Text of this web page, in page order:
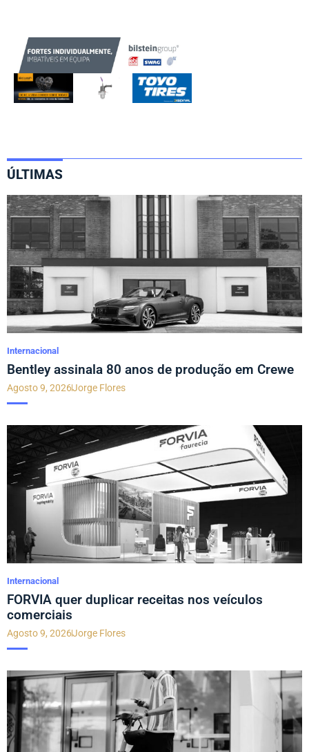
ÚLTIMAS
Internacional
Bentley assinala 80 anos de produção em Crewe
Agosto 9, 2026Jorge Flores
Internacional
FORVIA quer duplicar receitas nos veículos
comerciais
Agosto 9, 2026Jorge Flores